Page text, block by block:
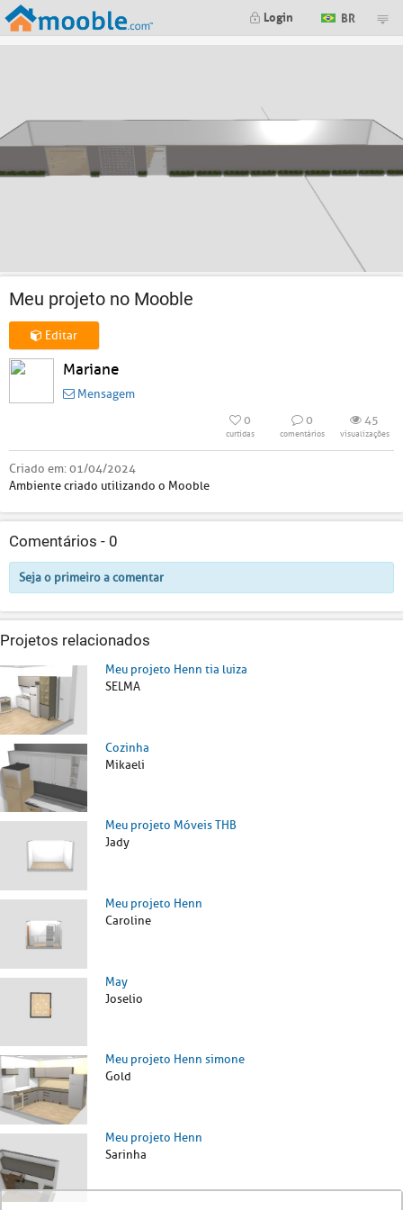
Login BR
Meu projeto no Mooble
Editar
Mariane
Mensagem
0
curtidas
0
comentários
45
visualizações
Criado em:01/04/2024
Ambiente criado utilizando o Mooble
Comentários - 0
Seja o primeiro a comentar
Projetos relacionados
Meu projeto Henn tia luiza
SELMA
Cozinha
Mikaeli
Meu projeto Móveis THB
Jady
Meu projeto Henn
Caroline
May
Joselio
Meu projeto Henn simone
Gold
Meu projeto Henn
Sarinha